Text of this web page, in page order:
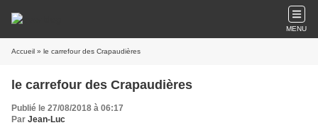
MENU
Accueil » le carrefour des Crapaudières
le carrefour des Crapaudières
Publié le 27/08/2018 à 06:17
Par Jean-Luc